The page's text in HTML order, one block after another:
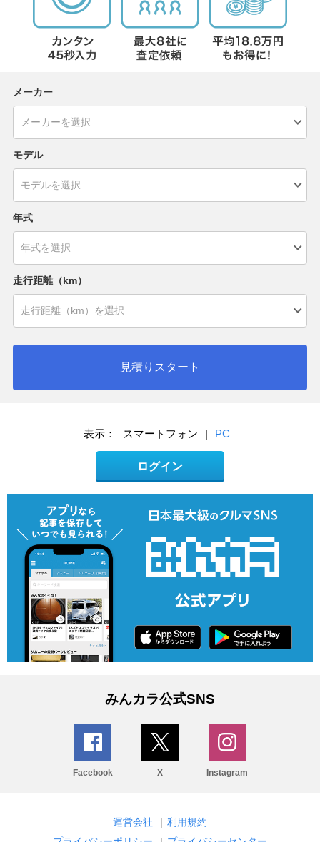
メーカー
モデル
年式
走行距離（km）
見積りスタート
表示： スマートフォン | PC
ログイン
みんカラ公式SNS
Facebook X Instagram
運営会社 | 利用規約